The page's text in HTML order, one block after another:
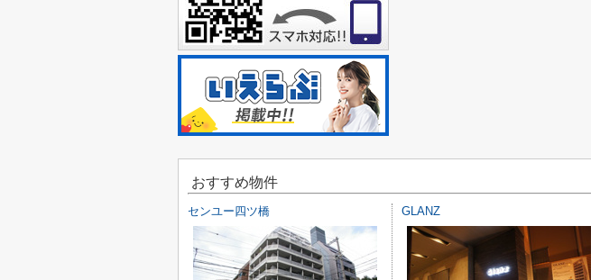
おすすめ物件
センユー四ツ橋 GLANZ